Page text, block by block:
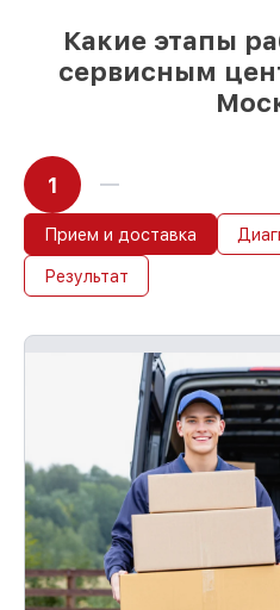
Какие этапы
сервисным
1
Прием и доставка
Результат